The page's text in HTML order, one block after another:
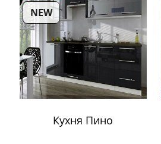
NEW
Кухня Пино